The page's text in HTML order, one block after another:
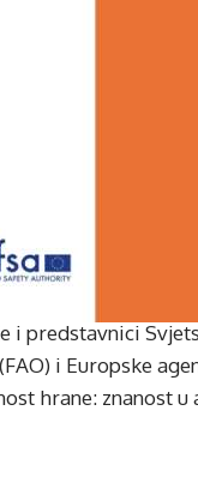
i predstavnici
i Europske
hrane: znanost u